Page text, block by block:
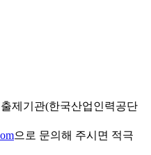
제기관(한국산업인력공단
으로 문의해 주시면 적극